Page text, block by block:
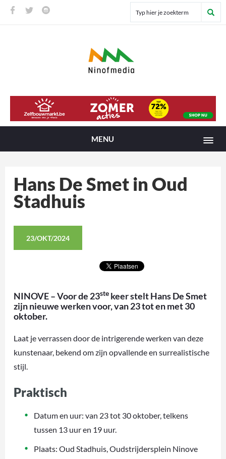
MENU
Hans De Smet in Oud
Stadhuis
23/OKT/2024
NINOVE – Voor de 23ste keer stelt Hans De Smet
zijn nieuwe werken voor, van 23 tot en met 30
oktober.
Laat je verrassen door de intrigerende werken van deze
kunstenaar, bekend om zijn opvallende en surrealistische
stijl.
Praktisch
Datum en uur: van 23 tot 30 oktober, telkens
tussen 13 uur en 19 uur.
Plaats: Oud Stadhuis, Oudstrijdersplein Ninove